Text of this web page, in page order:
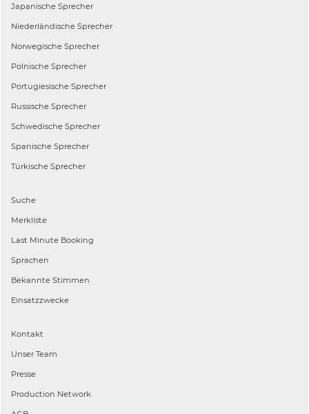
Japanische Sprecher
Niederländische Sprecher
Norwegische Sprecher
Polnische Sprecher
Portugiesische Sprecher
Russische Sprecher
Schwedische Sprecher
Spanische Sprecher
Türkische Sprecher
Suche
Merkliste
Last Minute Booking
Sprachen
Bekannte Stimmen
Einsatzzwecke
Kontakt
Unser Team
Presse
Production Network